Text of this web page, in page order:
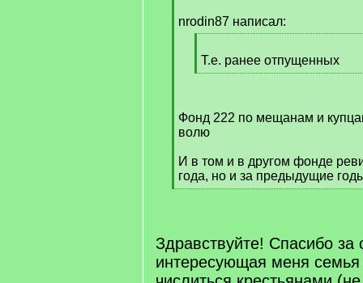
nrodin87 написал:
q
]
Т.е. ранее отпущенных
[
]
Фонд 222 по мещанам и
волю
И в том и в другом фонде
года, но и за предыдущие
[
Здравствуйте! Спасибо за
интересующая меня